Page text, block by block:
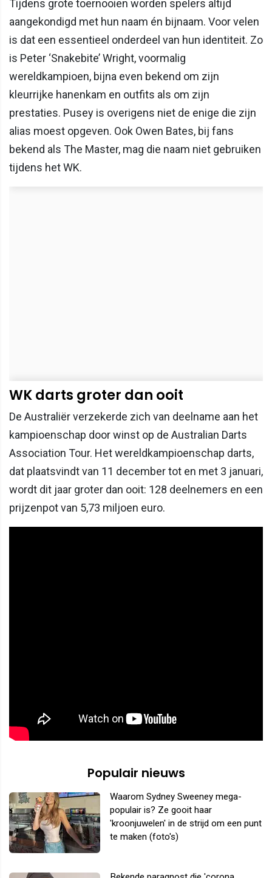
Tijdens grote toernooien worden spelers altijd
aangekondigd met hun naam én bijnaam. Voor velen
is dat een essentieel onderdeel van hun identiteit. Zo
is Peter ‘Snakebite’ Wright, voormalig
wereldkampioen, bijna even bekend om zijn
kleurrijke hanenkam en outfits als om zijn
prestaties. Pusey is overigens niet de enige die zijn
alias moest opgeven. Ook Owen Bates, bij fans
bekend als The Master, mag die naam niet gebruiken
tijdens het WK.
WK darts groter dan ooit
De Australiër verzekerde zich van deelname aan het
kampioenschap door winst op de Australian Darts
Association Tour. Het wereldkampioenschap darts,
dat plaatsvindt van 11 december tot en met 3 januari,
wordt dit jaar groter dan ooit: 128 deelnemers en een
prijzenpot van 5,73 miljoen euro.
Populair nieuws
Waarom Sydney Sweeney mega-
populair is? Ze gooit haar
'kroonjuwelen' in de strijd om een punt
te maken (foto's)